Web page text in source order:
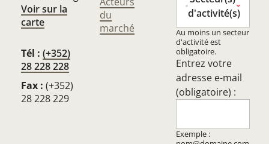
Voir sur la
carte
Tél : (+352)
28 228 228
Fax : (+352)
28 228 229
du
marché
d'activité(s)
Au moins un secteur
d'activité est
obligatoire.
Entrez votre
adresse e-mail
(obligatoire) :
Exemple :